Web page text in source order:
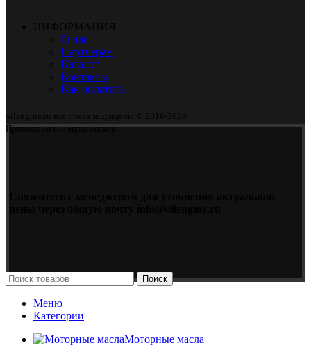
ИНФОРМАЦИЯ
О нас
Партнерам
Каталог
Контакты
Как оплатить
oilengine.ru все права защищены © 2016-2026
Принимаем все виды оплаты.
Поиск
Меню
Категории
Моторные масла